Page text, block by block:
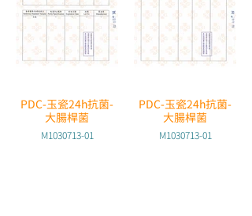
PDC-玉瓷24h抗菌-
大腸桿菌
M1030713-01
PDC-玉瓷24h抗菌-
大腸桿菌
M1030713-01